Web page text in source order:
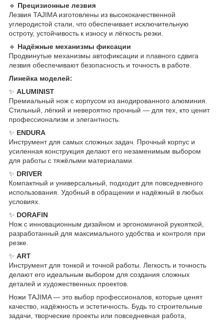
🔹 Прецизионные лезвия
Лезвия TAJIMA изготовлены из высококачественной
углеродистой стали, что обеспечивает исключительную
остроту, устойчивость к износу и лёгкость резки.
🔹 Надёжные механизмы фиксации
Продвинутые механизмы автофиксации и плавного сдвига
лезвия обеспечивают безопасность и точность в работе.
Линейка моделей:
✨ ALUMINIST
Премиальный нож с корпусом из анодированного алюминия.
Стильный, лёгкий и невероятно прочный — для тех, кто ценит
профессионализм и элегантность.
✨ ENDURA
Инструмент для самых сложных задач. Прочный корпус и
усиленная конструкция делают его незаменимым выбором
для работы с тяжёлыми материалами.
✨ DRIVER
Компактный и универсальный, подходит для повседневного
использования. Удобный в обращении и надёжный в любых
условиях.
✨ DORAFIN
Нож с инновационным дизайном и эргономичной рукояткой,
разработанный для максимального удобства и контроля при
резке.
✨ ART
Инструмент для тонкой и точной работы. Легкость и точность
делают его идеальным выбором для создания сложных
деталей и художественных проектов.
Ножи TAJIMA — это выбор профессионалов, которые ценят
качество, надёжность и эстетичность. Будь то строительные
задачи, творческие проекты или повседневная работа,